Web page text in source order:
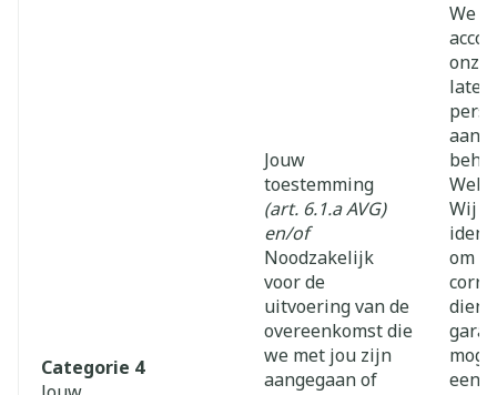
Categorie 4
Jouw
toestemming
(art. 6.1.a AVG)
en/of
Noodzakelijk
voor de
uitvoering van de
overeenkomst die
we met jou zijn
aangegaan of
We
onze
laten
aan
Wij
om
een